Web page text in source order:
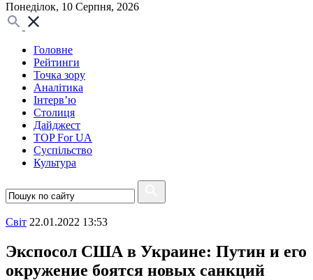
Понеділок, 10 Серпня, 2026
Головне
Рейтинги
Точка зору
Аналітика
Інтерв’ю
Столиця
Дайджест
TOP For UA
Суспiльство
Культура
Свiт 22.01.2022 13:53
Экспосол США в Украине: Путин и его
окружение боятся новых санкций